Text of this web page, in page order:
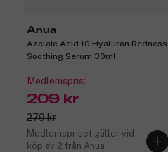
Anua
Azelaic Acid 10 Hyaluron Redness
Soothing Serum 30ml
Medlemspris:
209 kr
279 kr
Medlemspriset gäller vid
köp av 2 från Anua